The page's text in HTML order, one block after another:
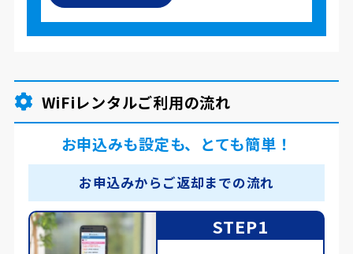
WiFiレンタルご利用の流れ
お申込みも設定も、とても簡単！
お申込みからご返却までの流れ
STEP1